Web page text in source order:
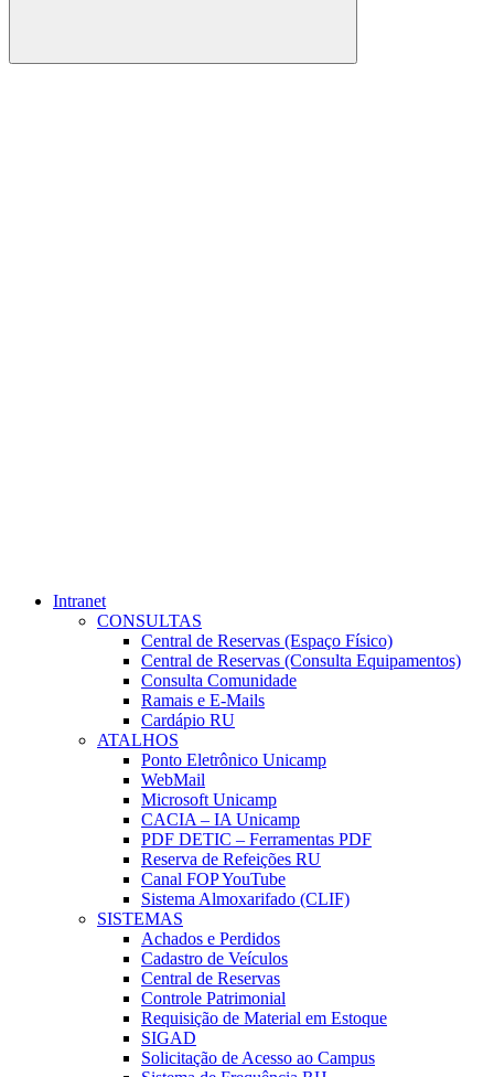
Buscar
Intranet
CONSULTAS
Central de Reservas (Espaço Físico)
Central de Reservas (Consulta Equipamentos)
Consulta Comunidade
Ramais e E-Mails
Cardápio RU
ATALHOS
Ponto Eletrônico Unicamp
WebMail
Microsoft Unicamp
CACIA – IA Unicamp
PDF DETIC – Ferramentas PDF
Reserva de Refeições RU
Canal FOP YouTube
Sistema Almoxarifado (CLIF)
SISTEMAS
Achados e Perdidos
Cadastro de Veículos
Central de Reservas
Controle Patrimonial
Requisição de Material em Estoque
SIGAD
Solicitação de Acesso ao Campus